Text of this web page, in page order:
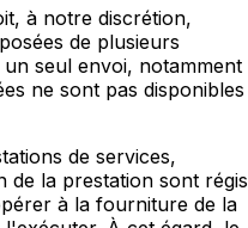
à notre discrétion,
de plusieurs
seul envoi, notamment
ne sont pas disponibles
de services,
de la prestation sont régis
à la fourniture de la